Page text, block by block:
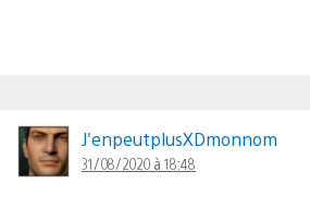
J'enpeutplusXDmonnom
31/08/2020 à 18:48